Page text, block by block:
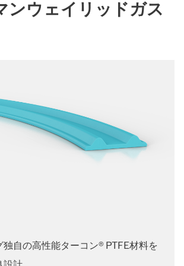
ンウェイリッドガス
独自の高性能ターコン® PTFE材料を